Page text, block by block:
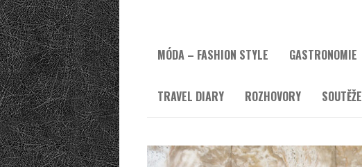
MÓDA – FASHION STYLE GASTRONOMIE
TRAVEL DIARY ROZHOVORY SOUTĚŽE